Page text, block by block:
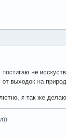
не
выходок на
я так же